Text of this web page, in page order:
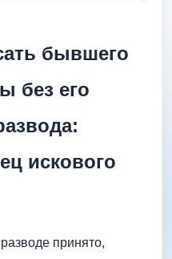
бывшего
без его
искового
принято,